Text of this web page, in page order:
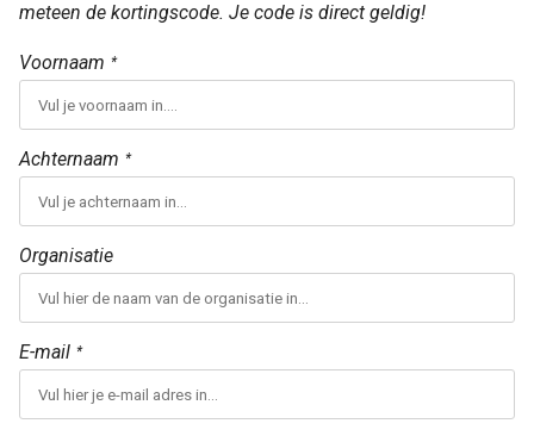
meteen de kortingscode. Je code is direct geldig!
Voornaam *
Achternaam *
Organisatie
E-mail *